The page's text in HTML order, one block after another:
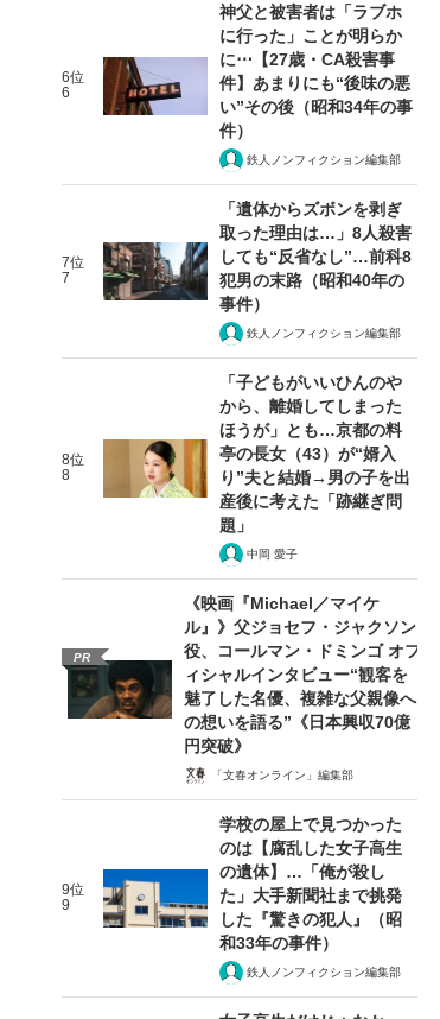
6位
6
神父と被害者は「ラブホ
に行った」ことが明らか
に⋯【27歳・CA殺害事
件】あまりにも“後味の悪
い”その後（昭和34年の事
件）
鉄人ノンフィクション編集部
7位
7
「遺体からズボンを剥ぎ
取った理由は…」8人殺害
しても“反省なし”…前科8
犯男の末路（昭和40年の
事件）
鉄人ノンフィクション編集部
8位
8
「子どもがいいひんのや
から、離婚してしまった
ほうが」とも…京都の料
亭の長女（43）が“婿入
り”夫と結婚→男の子を出
産後に考えた「跡継ぎ問
題」
中岡 愛子
PR
《映画『Michael／マイケ
ル』》父ジョセフ・ジャクソン
役、コールマン・ドミンゴ オフ
ィシャルインタビュー“観客を
魅了した名優、複雑な父親像へ
の想いを語る”《日本興収70億
円突破》
「文春オンライン」編集部
9位
9
学校の屋上で見つかった
のは【腐乱した女子高生
の遺体】…「俺が殺し
た」大手新聞社まで挑発
した『驚きの犯人』（昭
和33年の事件）
鉄人ノンフィクション編集部